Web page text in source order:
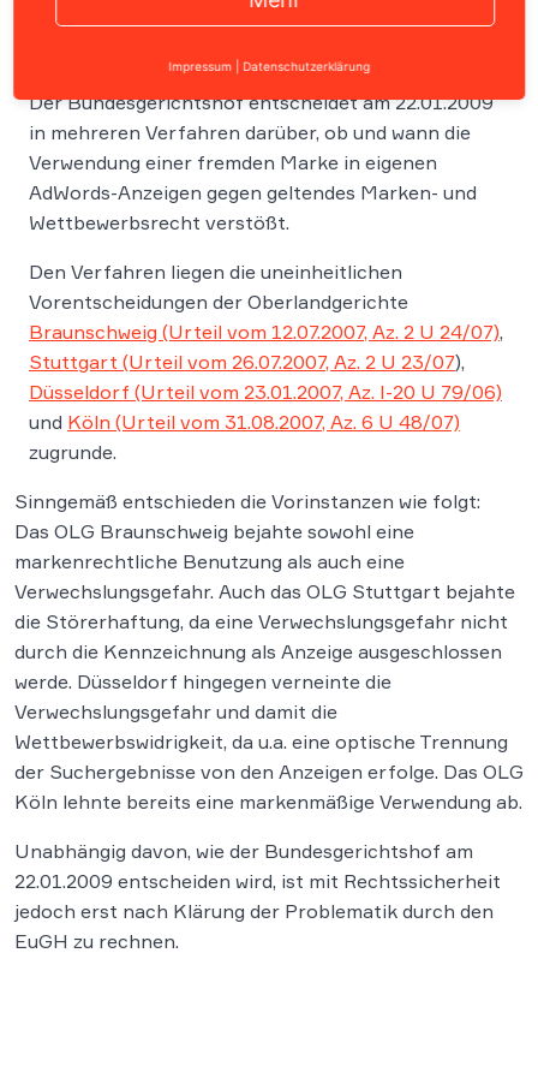
Der Bundesgerichtshof entscheidet am 22.01.2009
in mehreren Verfahren darüber, ob und wann die
Verwendung einer fremden Marke in eigenen
AdWords-Anzeigen gegen geltendes Marken- und
Wettbewerbsrecht verstößt.
Den Verfahren liegen die uneinheitlichen
Vorentscheidungen der Oberlandgerichte
Braunschweig (Urteil vom 12.07.2007, Az. 2 U 24/07),
Stuttgart (Urteil vom 26.07.2007, Az. 2 U 23/07),
Düsseldorf (Urteil vom 23.01.2007, Az. I-20 U 79/06)
und Köln (Urteil vom 31.08.2007, Az. 6 U 48/07)
zugrunde.
Sinngemäß entschieden die Vorinstanzen wie folgt:
Das OLG Braunschweig bejahte sowohl eine
markenrechtliche Benutzung als auch eine
Verwechslungsgefahr. Auch das OLG Stuttgart bejahte
die Störerhaftung, da eine Verwechslungsgefahr nicht
durch die Kennzeichnung als Anzeige ausgeschlossen
werde. Düsseldorf hingegen verneinte die
Verwechslungsgefahr und damit die
Wettbewerbswidrigkeit, da u.a. eine optische Trennung
der Suchergebnisse von den Anzeigen erfolge. Das OLG
Köln lehnte bereits eine markenmäßige Verwendung ab.
Unabhängig davon, wie der Bundesgerichtshof am
22.01.2009 entscheiden wird, ist mit Rechtssicherheit
jedoch erst nach Klärung der Problematik durch den
EuGH zu rechnen.
Impressum Datenschutzerklärung